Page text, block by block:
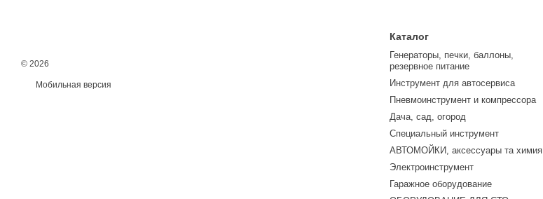
© 2026
Мобильная версия
Каталог
Генераторы, печки, баллоны,
резервное питание
Инструмент для автосервиса
Пневмоинструмент и компрессора
Дача, сад, огород
Специальный инструмент
АВТОМОЙКИ, аксессуары та химия
Электроинструмент
Гаражное оборудование